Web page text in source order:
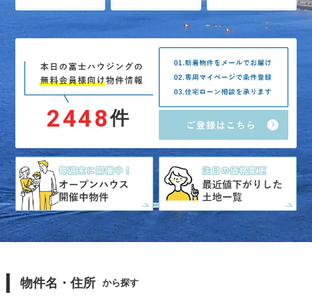
2448件
物件名・住所 から探す